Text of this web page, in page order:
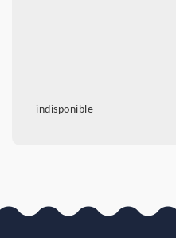
indisponible